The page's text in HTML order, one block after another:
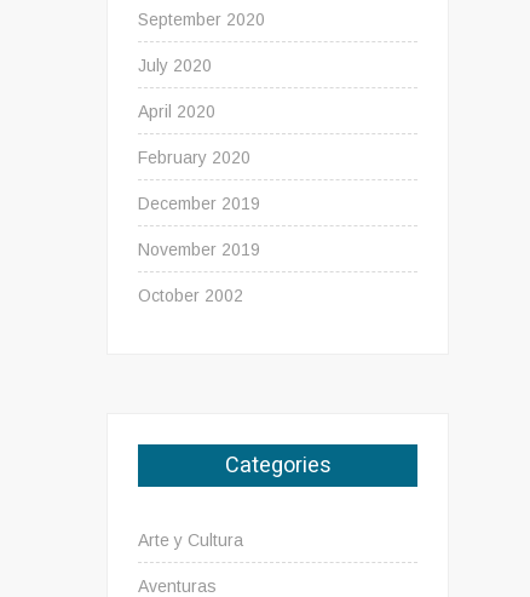
September 2020
July 2020
April 2020
February 2020
December 2019
November 2019
October 2002
Categories
Arte y Cultura
Aventuras